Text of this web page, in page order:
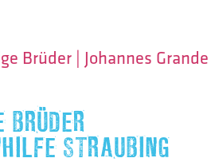
BRÜDER
STRAUBING
Brüder | Johannes Grande